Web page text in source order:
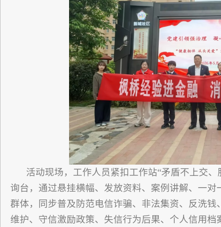
活动现场，工作人员紧扣工作站“矛盾不上交
询台，通过悬挂横幅、发放资料、案例讲解、一
群体，同步普及防范电信诈骗、非法集资、反洗
维护、守信激励政策、失信行为后果、个人信用